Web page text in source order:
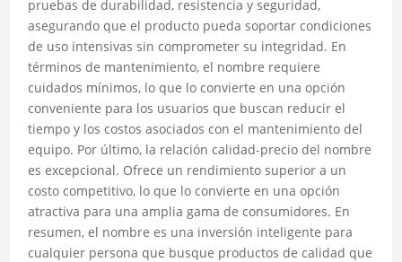
pruebas de durabilidad, resistencia y seguridad,
asegurando que el producto pueda soportar condiciones
de uso intensivas sin comprometer su integridad. En
términos de mantenimiento, el nombre requiere
cuidados mínimos, lo que lo convierte en una opción
conveniente para los usuarios que buscan reducir el
tiempo y los costos asociados con el mantenimiento del
equipo. Por último, la relación calidad-precio del nombre
es excepcional. Ofrece un rendimiento superior a un
costo competitivo, lo que lo convierte en una opción
atractiva para una amplia gama de consumidores. En
resumen, el nombre es una inversión inteligente para
cualquier persona que busque productos de calidad que